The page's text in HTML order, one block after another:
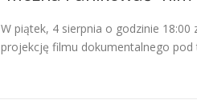
W piątek, 4 sierpnia o godzinie 18:00
projekcję filmu dokumentalnego pod